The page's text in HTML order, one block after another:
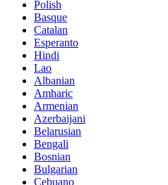
Polish
Basque
Catalan
Esperanto
Hindi
Lao
Albanian
Amharic
Armenian
Azerbaijani
Belarusian
Bengali
Bosnian
Bulgarian
Cebuano